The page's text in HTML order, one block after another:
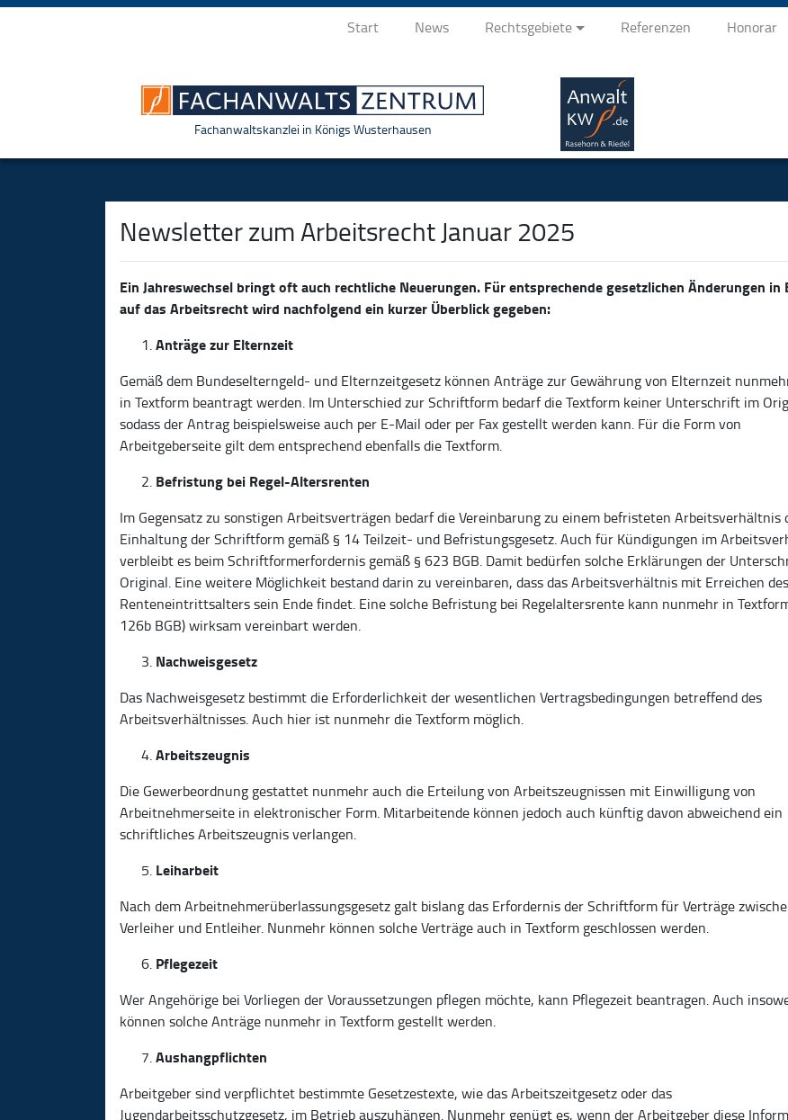
Start News Rechtsgebiete Referenzen Honorar
Fachanwaltskanzlei in Königs Wusterhausen
Newsletter zum Arbeitsrecht Januar 2025
Ein Jahreswechsel bringt oft auch rechtliche Neuerungen. Für entsprechende gesetzlichen Änderungen in
auf das Arbeitsrecht wird nachfolgend ein kurzer Überblick gegeben:
Anträge zur Elternzeit
Gemäß dem Bundeselterngeld- und Elternzeitgesetz können Anträge zur Gewährung von Elternzeit
in Textform beantragt werden. Im Unterschied zur Schriftform bedarf die Textform keiner Unterschrift im
sodass der Antrag beispielsweise auch per E-Mail oder per Fax gestellt werden kann. Für die Form von
Arbeitgeberseite gilt dem entsprechend ebenfalls die Textform.
Befristung bei Regel-Altersrenten
Im Gegensatz zu sonstigen Arbeitsverträgen bedarf die Vereinbarung zu einem befristeten Arbeitsverhältnis
Einhaltung der Schriftform gemäß § 14 Teilzeit- und Befristungsgesetz. Auch für Kündigungen im
verbleibt es beim Schriftformerfordernis gemäß § 623 BGB. Damit bedürfen solche Erklärungen der
Original. Eine weitere Möglichkeit bestand darin zu vereinbaren, dass das Arbeitsverhältnis mit Erreichen
Renteneintrittsalters sein Ende findet. Eine solche Befristung bei Regelaltersrente kann nunmehr in
126b BGB) wirksam vereinbart werden.
Nachweisgesetz
Das Nachweisgesetz bestimmt die Erforderlichkeit der wesentlichen Vertragsbedingungen betreffend des
Arbeitsverhältnisses. Auch hier ist nunmehr die Textform möglich.
Arbeitszeugnis
Die Gewerbeordnung gestattet nunmehr auch die Erteilung von Arbeitszeugnissen mit Einwilligung von
Arbeitnehmerseite in elektronischer Form. Mitarbeitende können jedoch auch künftig davon abweichend ein
schriftliches Arbeitszeugnis verlangen.
Leiharbeit
Nach dem Arbeitnehmerüberlassungsgesetz galt bislang das Erfordernis der Schriftform für Verträge
Verleiher und Entleiher. Nunmehr können solche Verträge auch in Textform geschlossen werden.
Pflegezeit
Wer Angehörige bei Vorliegen der Voraussetzungen pflegen möchte, kann Pflegezeit beantragen. Auch
können solche Anträge nunmehr in Textform gestellt werden.
Aushangpflichten
Arbeitgeber sind verpflichtet bestimmte Gesetzestexte, wie das Arbeitszeitgesetz oder das
Jugendarbeitsschutzgesetz, im Betrieb auszuhängen. Nunmehr genügt es, wenn der Arbeitgeber diese